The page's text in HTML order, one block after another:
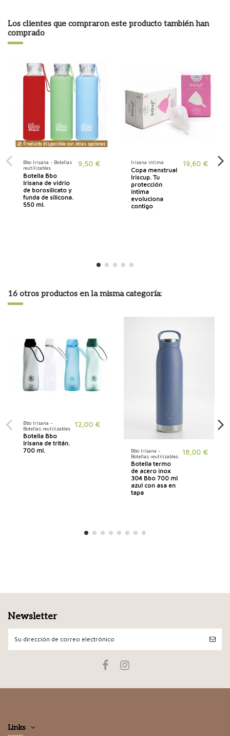
Los clientes que compraron este producto también han
comprado
Producto disponible con otras opciones
Bbo Irisana - Botellas
reutilizables
Botella Bbo
Irisana de vidrio
de borosilicato y
funda de silicona.
550 ml.
9,50 € Irisana íntima
Copa menstrual
Iriscup. Tu
protección
íntima
evoluciona
contigo
19,60 €
16 otros productos en la misma categoría:
Bbo Irisana -
Botellas reutilizables
Botella Bbo
Irisana de tritán.
700 ml.
12,00 €
Bbo Irisana -
Botellas reutilizables
Botella termo
de acero inox
304 Bbo 700 ml
azul con asa en
tapa
18,00 €
Newsletter
Links